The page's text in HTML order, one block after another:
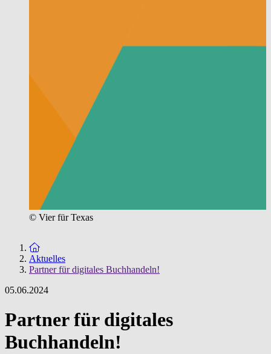
© Vier für Texas
Zur Startseite
Aktuelles
Partner für digitales Buchhandeln!
05.06.2024
Partner für digitales
Buchhandeln!